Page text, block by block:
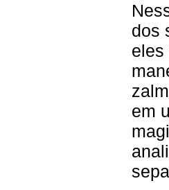
dos
eles
em